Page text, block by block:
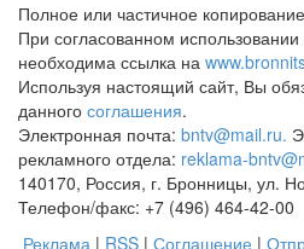
Полное или частичное
При согласованном
необходима ссылка на
Используя настоящий сайт, Вы
данного соглашения.
Электронная почта: bntv@mail.ru.
рекламного отдела: reklama-
140170, Россия, г. Бронницы, ул.
Телефон/факс: +7 (496) 464-42-00
Реклама | RSS | Соглашение |